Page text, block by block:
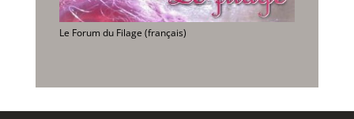
Le Forum du Filage (français)